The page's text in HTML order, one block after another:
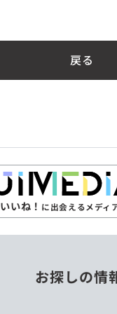
戻る
いいね！ に出会えるメディ
お探しの情